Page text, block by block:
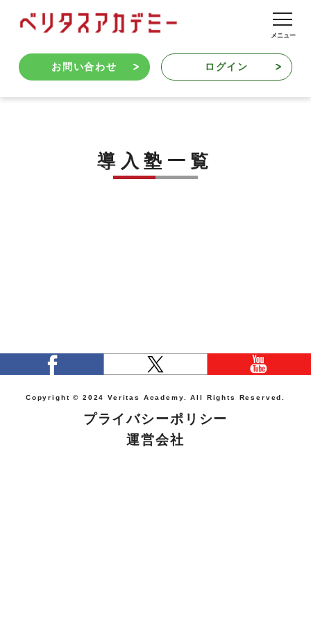
お問い合わせ ログイン
導入塾一覧
Copyright © 2024 Veritas Academy. All Rights Reserved.
プライバシーポリシー
運営会社